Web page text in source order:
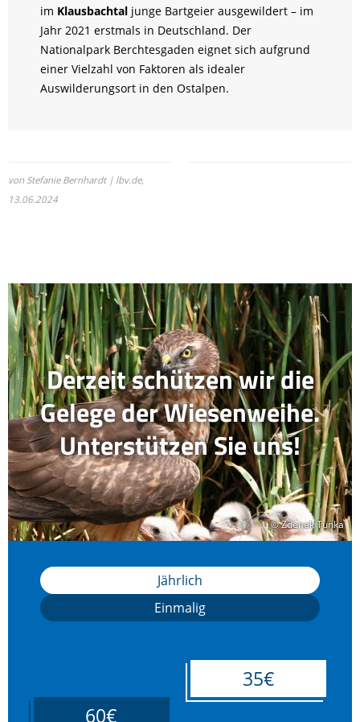
im Klausbachtal junge Bartgeier ausgewildert – im
Jahr 2021 erstmals in Deutschland. Der
Nationalpark Berchtesgaden eignet sich aufgrund
einer Vielzahl von Faktoren als idealer
Auswilderungsort in den Ostalpen.
von Stefanie Bernhardt | lbv.de,
13.06.2024
© Zdenek Tunka
© Zdenek Tunka
Derzeit schützen wir die
Gelege der Wiesenweihe.
Unterstützen Sie uns!
Jährlich
Einmalig
35€
60€